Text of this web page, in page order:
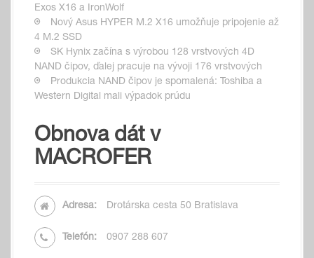
Exos X16 a IronWolf
Nový Asus HYPER M.2 X16 umožňuje pripojenie až
4 M.2 SSD
SK Hynix začína s výrobou 128 vrstvových 4D
NAND čipov, ďalej pracuje na vývoji 176 vrstvových
Produkcia NAND čipov je spomalená: Toshiba a
Western Digital mali výpadok prúdu
Obnova dát v
MACROFER
Adresa: Drotárska cesta 50 Bratislava
Telefón: 0907 288 607